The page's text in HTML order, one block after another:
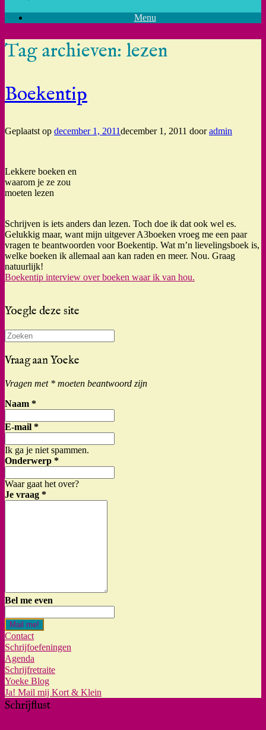
Menu
Tag archieven: lezen
Boekentip
Geplaatst op december 1, 2011december 1, 2011 dooradmin
Lekkere boeken en
waarom je ze zou
moeten lezen
Schrijven is iets anders dan lezen. Toch doe ik dat ook wel es.
Gelukkig maar, want mijn uitgever A3boeken vroeg me een paar
vragen te beantwoorden voor Boekentip. Wat m’n lievelingsboek is,
welke boeken ik allemaal aan kan raden en meer. Nou. Graag
natuurlijk!
Boekentip interview over boeken waar ik van hou.
Yoegle deze site
Zoeken
naar:
Vraag aan Yoeke
Vragen met * moeten beantwoord zijn
Naam *
E-mail *
Ik ga je niet spammen.
Onderwerp *
Waar gaat het over?
Je vraag *
Bel me even
Mail me!
Contact
Schrijfoefeningen
Agenda
Schrijfretraite
Yoeke Blog
Ja! Mail mij Kort & Klein
Schrijflust